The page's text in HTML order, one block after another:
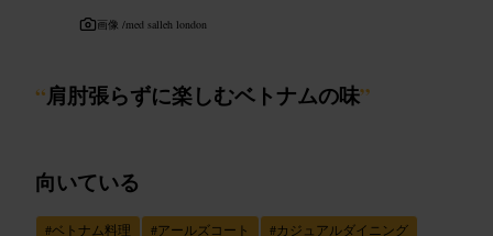
画像 /med salleh london
“肩肘張らずに楽しむベトナムの味”
向いている
#ベトナム料理 #アールズコート #カジュアルダイニング